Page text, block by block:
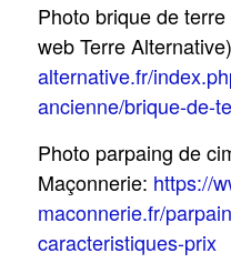
Photo brique de
web Terre
alternative.fr/
ancienne/brique-de-
Photo parpaing de
Maçonnerie: https://
maconnerie.fr/
caracteristiques-prix